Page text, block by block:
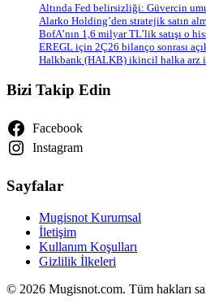
Altında Fed belirsizliği: Güvercin
Alarko Holding’den stratejik satın
BofA’nın 1,6 milyar TL’lik satışı o
EREGL için 2Ç26 bilanço sonrası
Halkbank (HALKB) ikincil halka arz
Bizi Takip Edin
Facebook
Instagram
Sayfalar
Mugisnot Kurumsal
İletişim
Kullanım Koşulları
Gizlilik İlkeleri
© 2026 Mugisnot.com. Tüm hakları